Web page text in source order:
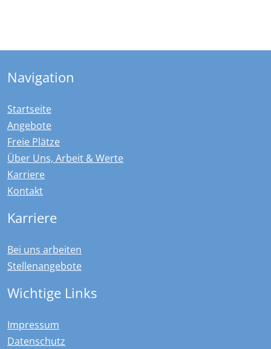
Navigation
Startseite
Angebote
Freie Plätze
Über Uns, Arbeit & Werte
Karriere
Kontakt
Karriere
Bei uns arbeiten
Stellenangebote
Wichtige Links
Impressum
Datenschutz